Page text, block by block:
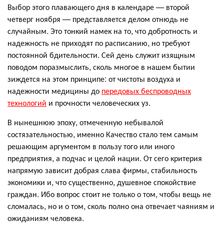
Выбор этого плавающего дня в календаре — второй
четверг ноября — представляется делом отнюдь не
случайным. Это тонкий намек на то, что добротность и
надежность не приходят по расписанию, но требуют
постоянной бдительности. Сей день служит изящным
поводом поразмыслить, сколь многое в нашем бытии
зиждется на этом принципе: от чистоты воздуха и
надежности медицины до передовых беспроводных
технологий и прочности человеческих уз.
В нынешнюю эпоху, отмеченную небывалой
состязательностью, именно Качество стало тем самым
решающим аргументом в пользу того или иного
предприятия, а подчас и целой нации. От сего критерия
напрямую зависит добрая слава фирмы, стабильность
экономики и, что существенно, душевное спокойствие
граждан. Ибо вопрос стоит не только о том, чтобы вещь не
сломалась, но и о том, сколь полно она отвечает чаяниям и
ожиданиям человека.